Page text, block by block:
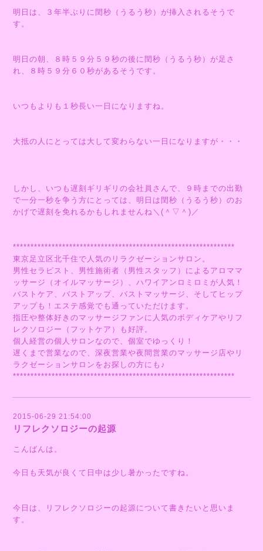
明日は、３年半ぶりに閏秒（うるう秒）が挿入されるそうで
す。
明日の朝、８時５９分５９秒の後に閏秒（うるう秒）が足さ
れ、８時５９分６０秒があるそうです。
いつもよりも１秒長い一日になりますね。
大抵の人にとっては大して変わらない一日になりますが・・・
しかし、いつも遅刻ギリギリの会社員さんで、９時までの出勤
で一分一秒を争う方にとっては、明日は閏秒（うるう秒）のお
かげで遅刻を免れるかもしれませんね＼(＾▽＾)／
***************************************************************
東京足立区北千住で人気のリラクゼーションサロン。
男性セラピスト、男性施術者（男性スタッフ）によるアロママ
ッサージ（オイルマッサージ）、ハワイアンロミロミが人気！
バストケア、バストアップ、バストマッサージ、そしてヒップ
アップも！エステ感覚でも通っていただけます。
指圧や整体好きのマッサージファンに人気のボディケアやリフ
レクソロジー（フットケア）も好評。
個人経営の個人サロンなので、個室でゆっくり！
遅くまで営業なので、深夜営業や夜間営業のマッサージ店やリ
ラクゼーションサロンをお探しの方にも♪
***************************************************************
2015-06-29 21:54:00
リフレクソロジーの起源
こんばんは。
今日も天気が良くて日中は少し暑かったですね。
今日は、リフレクソロジーの起源について書きたいと思いま
す。